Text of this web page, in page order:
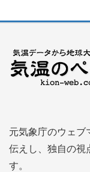
元気象庁のウェブ
伝えし、独自の視
す。